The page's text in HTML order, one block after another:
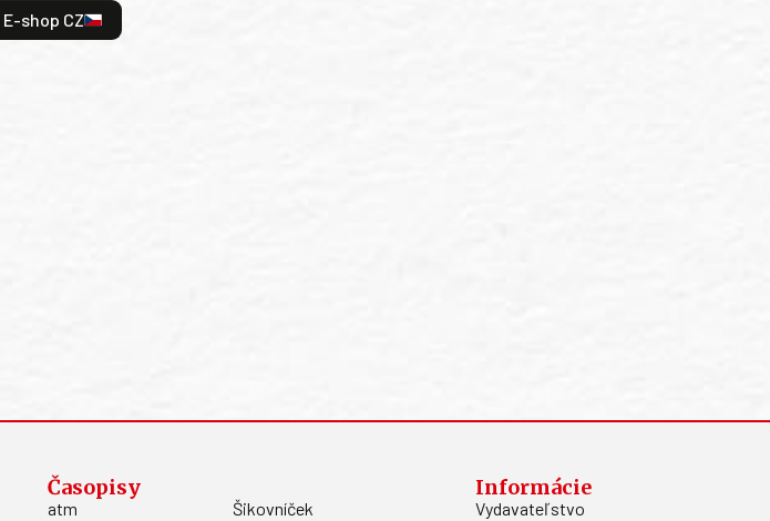
E-shop CZ
Časopisy
atm Šikovníček
Informácie
Vydavateľstvo